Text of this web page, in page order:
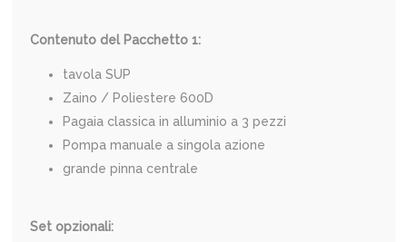
Contenuto del Pacchetto 1:
tavola SUP
Zaino / Poliestere 600D
Pagaia classica in alluminio a 3 pezzi
Pompa manuale a singola azione
grande pinna centrale
Set opzionali: